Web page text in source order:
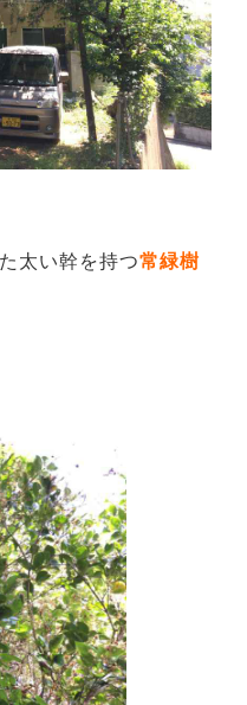
太い幹を持つ常緑樹